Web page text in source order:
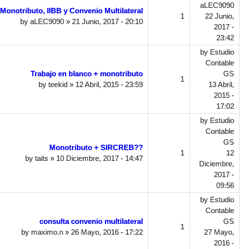
Monotributo, IIBB y Convenio Multilateral
by aLEC9090» 21 Junio, 2017 - 20:10
1
aLEC9090
22 Junio,
2017 -
23:42
Trabajo en blanco + monotributo
by teekid» 12 Abril, 2015 - 23:59
1
by Estudio
Contable
GS
13 Abril,
2015 -
17:02
Monotributo + SIRCREB??
by taits » 10 Diciembre, 2017 - 14:47
1
by Estudio
Contable
GS
12
Diciembre,
2017 -
09:56
consulta convenio multilateral
by maximo.n» 26 Mayo, 2016 - 17:22
1
by Estudio
Contable
GS
27 Mayo,
2016 -